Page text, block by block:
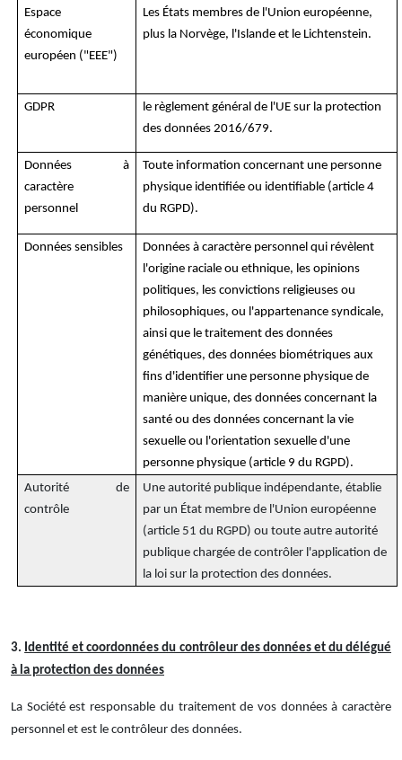
Espace
économique
européen ("EEE")
Les États membres de l'Union européenne,
plus la Norvège, l'Islande et le Lichtenstein.
GDPR
le règlement général de l'UE sur la protection
des données 2016/679.
Données à
caractère
personnel
Toute information concernant une personne
physique identifiée ou identifiable (article 4
du RGPD).
Données sensibles
Données à caractère personnel qui révèlent
l'origine raciale ou ethnique, les opinions
politiques, les convictions religieuses ou
philosophiques, ou l'appartenance syndicale,
ainsi que le traitement des données
génétiques, des données biométriques aux
fins d'identifier une personne physique de
manière unique, des données concernant la
santé ou des données concernant la vie
sexuelle ou l'orientation sexuelle d'une
personne physique (article 9 du RGPD).
Autorité de
contrôle
Une autorité publique indépendante, établie
par un État membre de l'Union européenne
(article 51 du RGPD) ou toute autre autorité
publique chargée de contrôler l'application de
la loi sur la protection des données.
3. Identité et coordonnées du contrôleur des données et du délégué
à la protection des données
La Société est responsable du traitement de vos données à caractère
personnel et est le contrôleur des données.